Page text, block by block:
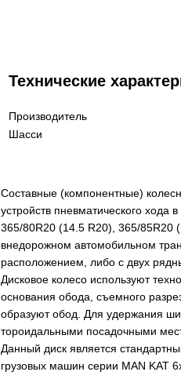
Технические
Производитель
Шасси
Составные (компонентные)
устройств пневматического хода
365/80R20 (14.5 R20), 365/85R20
внедорожном автомобильном
расположением, либо с двух
Дисковое колесо используют
основания обода, съемного
образуют обод. Для удержания
тороидальными посадочными
Данный диск является
грузовых машин серии MAN KAT